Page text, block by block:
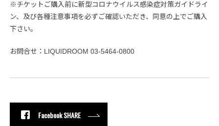
※チケットご購入前に新型コロナウイルス感染症対策ガイドライ
ン、及び各種注意事項を必ずご確認いただき、同意の上でご購入
下さい。
お問合せ：LIQUIDROOM 03-5464-0800
Facebook SHARE